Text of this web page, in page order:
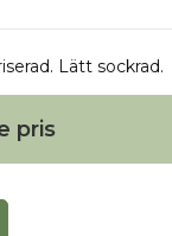
Lätt sockrad.
pris